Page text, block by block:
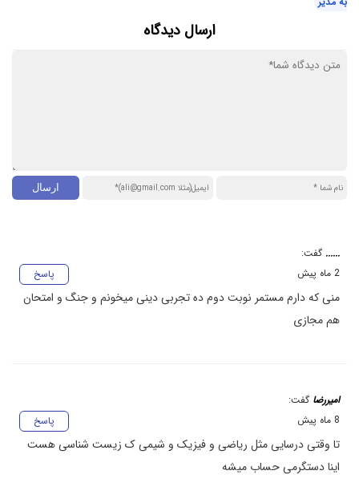
ارسال دیدگاه
...... گفت:
پاسخ
2 ماه پیش
منی که دارم مستمر نوبت دوم ده تجربی دینی میخونم و جنگ و امتحان
هم مجازی
امیررضا گفت:
پاسخ
8 ماه پیش
تا وقتی درسایی مثل ریاضی و فیزیک و شیمی ک زیست شناسی هست
اینا دستگرمی حساب میشه